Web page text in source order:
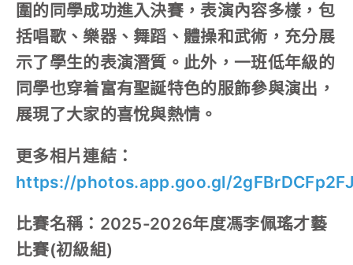
圍的同學成功進入決賽，表演內容多樣，包
括唱歌、樂器、舞蹈、體操和武術，充分展
示了學生的表演潛質。此外，一班低年級的
同學也穿着富有聖誕特色的服飾參與演出，
展現了大家的喜悅與熱情。
更多相片連結：
https://photos.app.goo.gl/
比賽名稱：2025-2026年度馮李佩瑤才藝
比賽(初級組)